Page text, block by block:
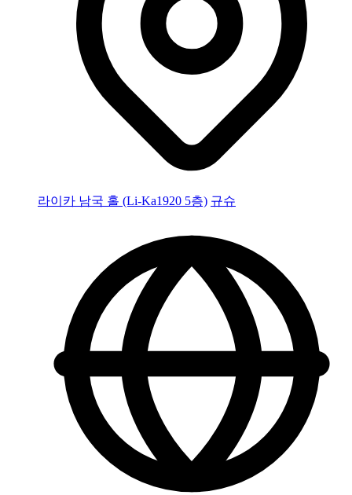
라이카 남국 홀 (Li-Ka1920 5층) 규슈